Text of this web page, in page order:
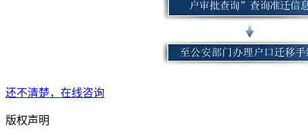
还不清楚，在线咨询
版权声明